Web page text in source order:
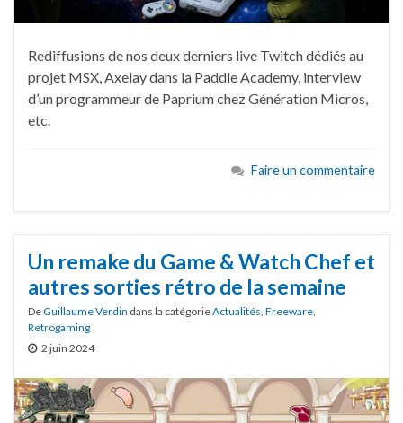
Rediffusions de nos deux derniers live Twitch dédiés au
projet MSX, Axelay dans la Paddle Academy, interview
d’un programmeur de Paprium chez Génération Micros,
etc.
Faire un commentaire
Un remake du Game & Watch Chef et
autres sorties rétro de la semaine
DeGuillaume Verdin dans la catégorieActualités Freeware
Retrogaming
2 juin 2024